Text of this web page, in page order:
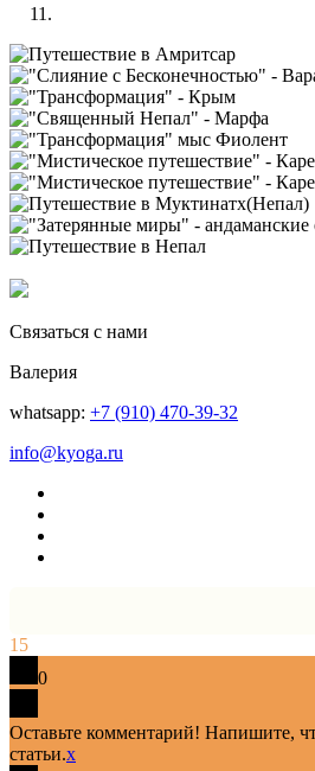
Связаться с нами
Валерия
whatsapp: +7 (910) 470-39-32
info@kyoga.ru
15
0
Оставьте комментарий! Напишите,
статьи.x